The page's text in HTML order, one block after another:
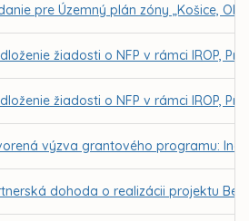
pre Územný plán zóny „Košice,
žiadosti o NFP v rámci IROP,
žiadosti o NFP v rámci IROP,
výzva grantového programu:
dohoda o realizácii projektu Bee